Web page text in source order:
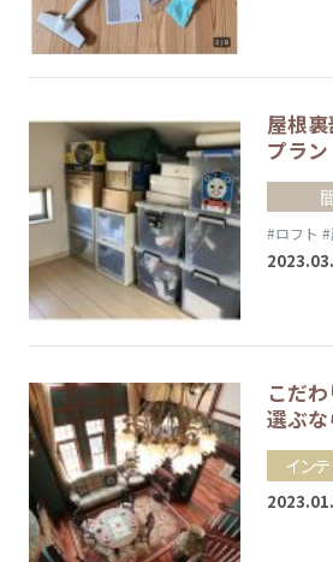
屋根
プラ
#ロフト
こだ
選ぶ
イン